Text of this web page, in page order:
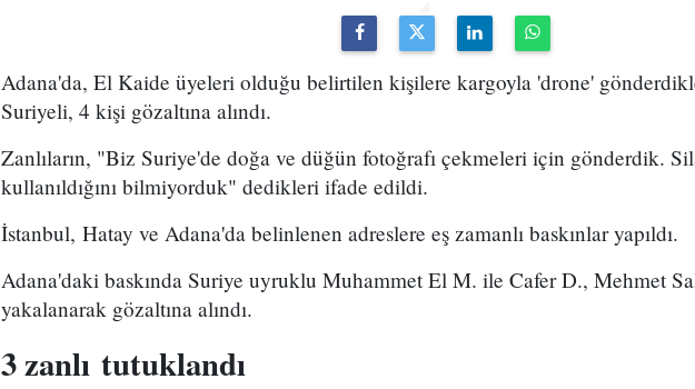
Adana'da, El Kaide üyeleri olduğu belirtilen kişilere kargoyla 'drone'
Suriyeli, 4 kişi gözaltına alındı.
Zanlıların, "Biz Suriye'de doğa ve düğün fotoğrafı çekmeleri için gönderdik.
kullanıldığını bilmiyorduk" dedikleri ifade edildi.
İstanbul, Hatay ve Adana'da belinlenen adreslere eş zamanlı baskınlar yapıldı.
Adana'daki baskında Suriye uyruklu Muhammet El M. ile Cafer D., Mehmet
yakalanarak gözaltına alındı.
3 zanlı tutuklandı